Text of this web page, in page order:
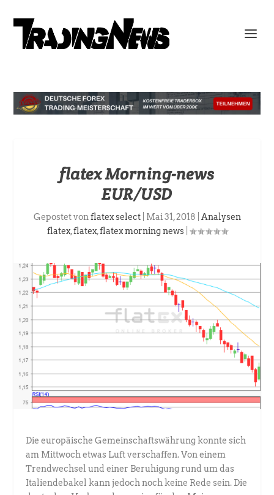
flatex Morning-news
EUR/USD
Gepostet vonflatex select| Mai 31, 2018
Analysen
flatex,flatex,flatex morning news|
Die europäische Gemeinschaftswährung konnte sich
am Mittwoch etwas Luft verschaffen. Von einem
Trendwechsel und einer Beruhigung rund um das
Italiendebakel kann jedoch noch keine Rede sein. Die